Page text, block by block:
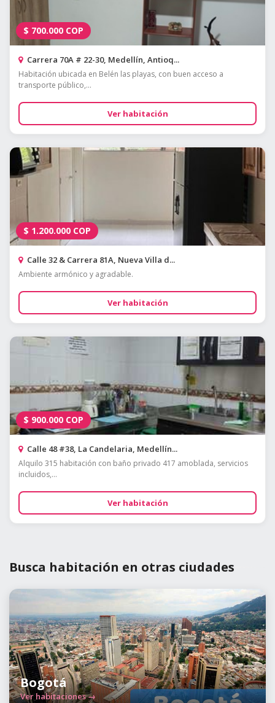
$ 700.000 COP
Carrera 70A # 22-30, Medellín, Antioq...
Habitación ubicada en Belén las playas, con buen acceso a
transporte público,...
Ver habitación
$ 1.200.000 COP
Calle 32 & Carrera 81A, Nueva Villa d...
Ambiente armónico y agradable.
Ver habitación
$ 900.000 COP
Calle 48 #38, La Candelaria, Medellín...
Alquilo 315 habitación con baño privado 417 amoblada, servicios
incluidos,...
Ver habitación
Busca habitación en otras ciudades
Bogotá
Ver habitaciones →